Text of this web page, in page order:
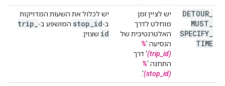
DETOUR
MUST
SPECIFY
TIME
יש לציין זמן
מוחלט לדרך
האלטרנטיבית של
הנסיעה '%
(trip_id)
' דרך
התחנה '%
(stop_id)
'.
יש לכלול את השעות המדויקות
ב-
stop id המושפע ב- trip
id שצוין.